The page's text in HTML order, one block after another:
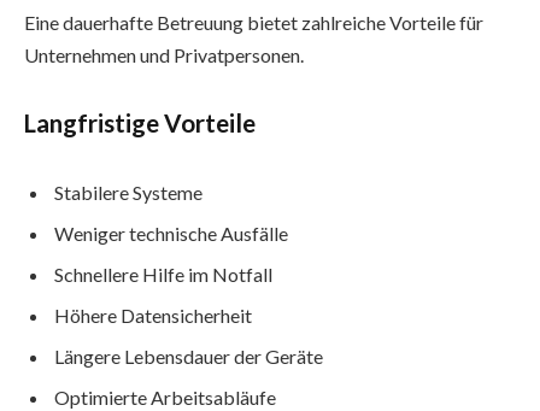
Eine dauerhafte Betreuung bietet zahlreiche Vorteile für
Unternehmen und Privatpersonen.
Langfristige Vorteile
Stabilere Systeme
Weniger technische Ausfälle
Schnellere Hilfe im Notfall
Höhere Datensicherheit
Längere Lebensdauer der Geräte
Optimierte Arbeitsabläufe